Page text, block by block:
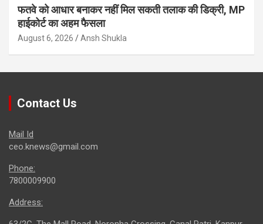
फतवे को आधार बनाकर नहीं मिल सकती तलाक की डिक्री, MP
हाईकोर्ट का अहम फैसला
August 6, 2026 Ansh Shukla
Contact Us
Mail Id
ceo.knews@gmail.com
Phone:
7800009900
Address: